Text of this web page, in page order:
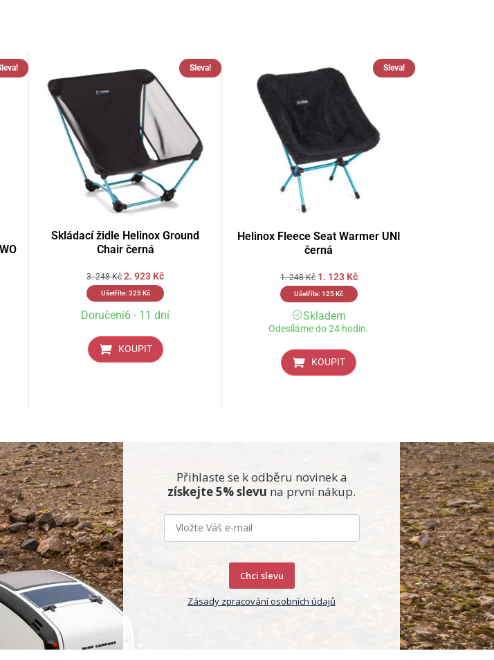
Sleva!
Skládací židle Helinox Ground
Chair černá
3. 248Kč 2. 923 Kč
Ušetříte: 325Kč
Doručení6 - 11 dní
KOUPIT
Sleva!
Helinox Fleece Seat Warmer UNI
černá
1. 248Kč 1. 123 Kč
Ušetříte: 125Kč
Skladem
Odesíláme do 24 hodin.
KOUPIT
Přihlaste se k odběru novinek a
získejte 5% slevu na první nákup.
Chci slevu
Zásady zpracování osobních údajů